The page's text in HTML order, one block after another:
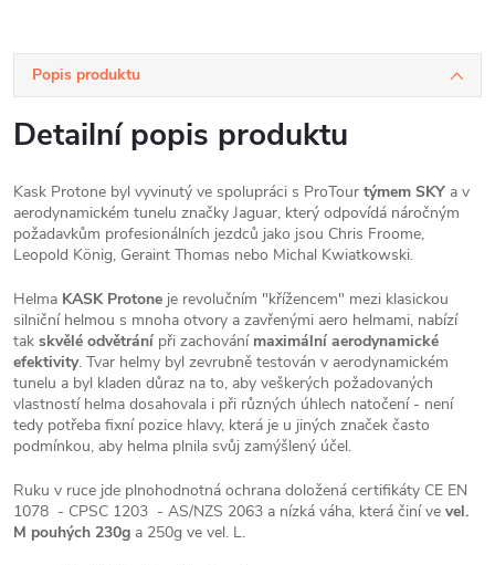
Popis produktu
Detailní popis produktu
Kask Protone byl vyvinutý ve spolupráci s ProTour týmem SKY a v
aerodynamickém tunelu značky Jaguar, který odpovídá náročným
požadavkům profesionálních jezdců jako jsou Chris Froome,
Leopold König, Geraint Thomas nebo Michal Kwiatkowski.
Helma KASK Protone je revolučním "křížencem" mezi klasickou
silniční helmou s mnoha otvory a zavřenými aero helmami, nabízí
tak skvělé odvětrání při zachování maximální aerodynamické
efektivity. Tvar helmy byl zevrubně testován v aerodynamickém
tunelu a byl kladen důraz na to, aby veškerých požadovaných
vlastností helma dosahovala i při různých úhlech natočení - není
tedy potřeba fixní pozice hlavy, která je u jiných značek často
podmínkou, aby helma plnila svůj zamýšlený účel.
Ruku v ruce jde plnohodnotná ochrana doložená certifikáty CE EN
1078 - CPSC 1203 - AS/NZS 2063 a nízká váha, která činí ve vel.
M pouhých 230g a 250g ve vel. L.